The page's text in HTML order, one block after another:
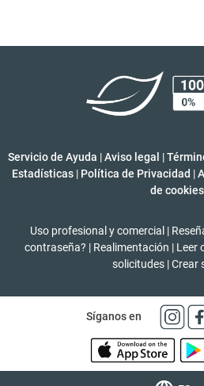
Servicio de Ayuda |Aviso legal |
Estadísticas | Política de Privacidad |
de cookies
Uso profesional y comercial |
contraseña? | Realimentación | Leer
solicitudes |Crear
Síganos en